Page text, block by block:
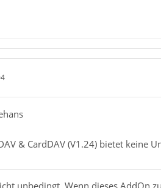
& CardDAV (V1.24) bietet keine
unbedingt. Wenn dieses AddOn